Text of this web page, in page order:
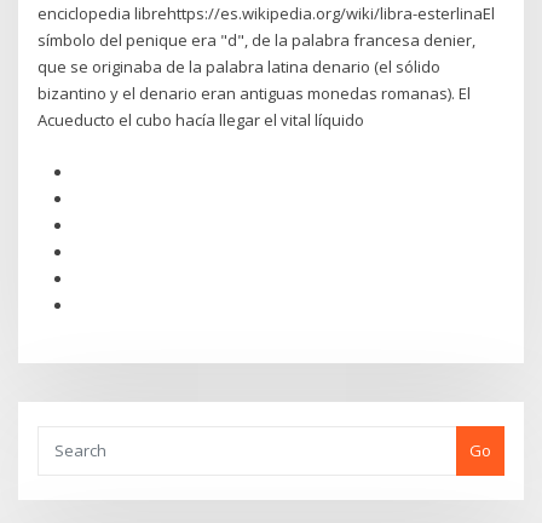
enciclopedia librehttps://es.wikipedia.org/wiki/libra-esterlinaEl
símbolo del penique era "d", de la palabra francesa denier,
que se originaba de la palabra latina denario (el sólido
bizantino y el denario eran antiguas monedas romanas). El
Acueducto el cubo hacía llegar el vital líquido
Go